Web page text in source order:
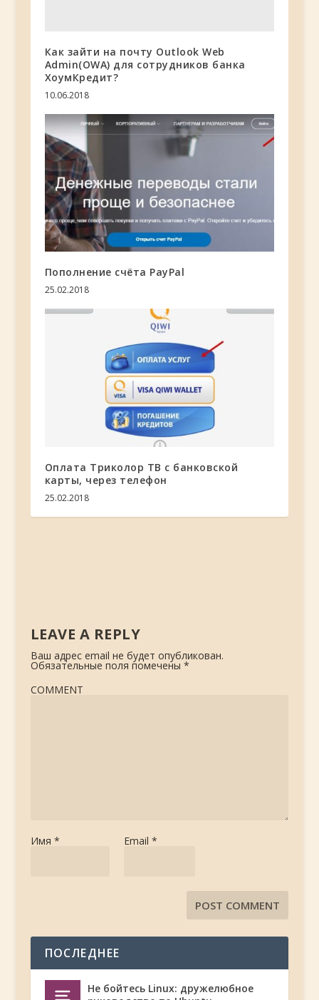
Как зайти на почту Outlook Web
Admin(OWA) для сотрудников банка
ХоумКредит?
10.06.2018
Пополнение счёта PayPal
25.02.2018
Оплата Триколор ТВ с банковской
карты, через телефон
25.02.2018
LEAVE A REPLY
Ваш адрес email не будет опубликован.
Обязательные поля помечены *
COMMENT
Имя * Email *
ПОСЛЕДНЕЕ
Не бойтесь Linux: дружелюбное